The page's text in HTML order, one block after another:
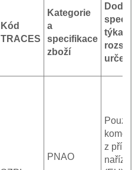
Kód
TRACES
Kategorie
a
specifikace
zboží
určení
PNAO
Pouze
z